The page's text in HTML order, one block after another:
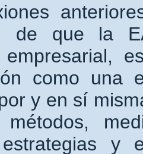
de que la
empresarial,
como una
y en sí
métodos,
y